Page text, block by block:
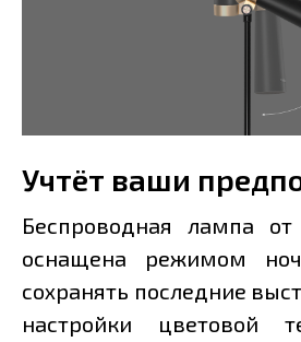
Учтёт ваши
Беспроводная лампа
оснащена режимом
сохранять последние
настройки цветовой